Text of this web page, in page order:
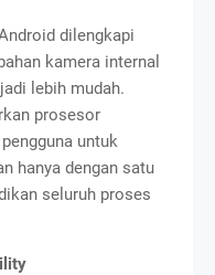
dilengkapi
kamera internal
lebih mudah.
prosesor
untuk
hanya dengan satu
seluruh proses